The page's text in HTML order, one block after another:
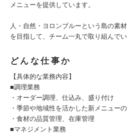
メニューを提供しています。
人・自然・ヨロンブルーという島の素
を目指して、チーム一丸で取り組んでい
どんな仕事か
【具体的な業務内容】
■調理業務
・オーダー調理、仕込み、盛り付け
・季節や地域性を活かした新メニュー
・食材の品質管理、在庫管理
■マネジメント業務